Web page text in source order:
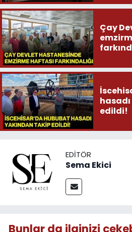
Çay
edildi!
EDITÖR
Sema Ekici
Bunlar da ilginizi